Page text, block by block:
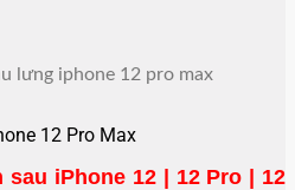
12 Pro Max
iPhone 12 | 12 Pro | 12